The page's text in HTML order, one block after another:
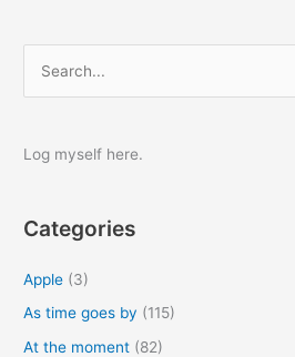
r
f
Log myself here.
Categories
Apple (3)
As time goes by (115)
At the moment (82)